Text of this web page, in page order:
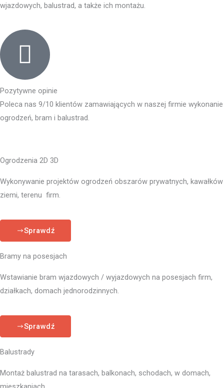
wjazdowych, balustrad, a także ich montażu.
Pozytywne opinie
Poleca nas 9/10 klientów zamawiających w naszej firmie wykonanie
ogrodzeń, bram i balustrad.
Ogrodzenia 2D 3D
Wykonywanie projektów ogrodzeń obszarów prywatnych, kawałków
ziemi, terenu firm.
Sprawdź
Bramy na posesjach
Wstawianie bram wjazdowych / wyjazdowych na posesjach firm,
działkach, domach jednorodzinnych.
Sprawdź
Balustrady
Montaż balustrad na tarasach, balkonach, schodach, w domach,